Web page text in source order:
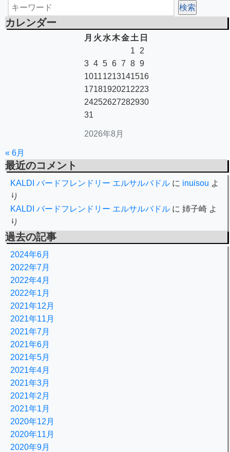
カレンダー
2026年8月
月 火 水木金 土 日
1
2
3 4 5 6 7 8 9
10111213141516
17181920212223
24252627282930
31
« 6月
最近のコメント
KALDI バードフレンドリー エルサルバドル に inuisou よ
り
KALDI バードフレンドリー エルサルバドル に 姉子崎 よ
り
過去の記事
2024年6月
2022年7月
2022年4月
2022年1月
2021年12月
2021年11月
2021年7月
2021年6月
2021年5月
2021年4月
2021年3月
2021年2月
2021年1月
2020年12月
2020年11月
2020年9月